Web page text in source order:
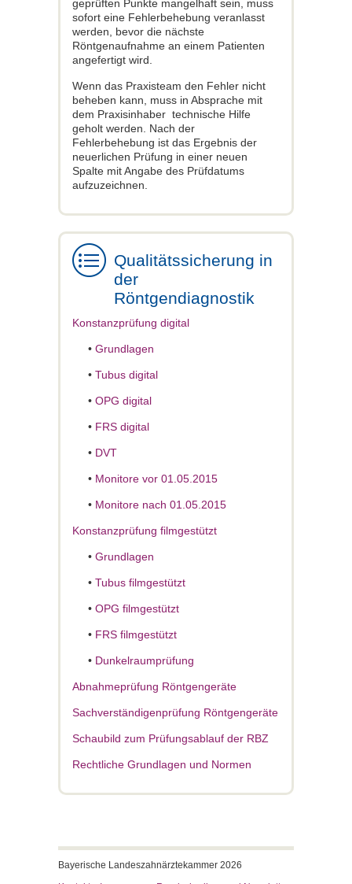
geprüften Punkte mangelhaft sein, muss
sofort eine Fehlerbehebung veranlasst
werden, bevor die nächste
Röntgenaufnahme an einem Patienten
angefertigt wird.
Wenn das Praxisteam den Fehler nicht
beheben kann, muss in Absprache mit
dem Praxisinhaber technische Hilfe
geholt werden. Nach der
Fehlerbehebung ist das Ergebnis der
neuerlichen Prüfung in einer neuen
Spalte mit Angabe des Prüfdatums
aufzuzeichnen.
Qualitätssicherung in
der
Röntgendiagnostik
Konstanzprüfung digital
• Grundlagen
• Tubus digital
• OPG digital
• FRS digital
• DVT
• Monitore vor 01.05.2015
• Monitore nach 01.05.2015
Konstanzprüfung filmgestützt
• Grundlagen
• Tubus filmgestützt
• OPG filmgestützt
• FRS filmgestützt
• Dunkelraumprüfung
Abnahmeprüfung Röntgengeräte
Sachverständigenprüfung Röntgengeräte
Schaubild zum Prüfungsablauf der RBZ
Rechtliche Grundlagen und Normen
Bayerische Landeszahnärztekammer 2026